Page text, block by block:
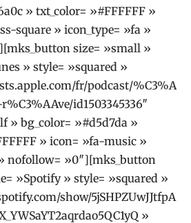
» txt_color= »#FFFFFF »
square » icon_type= »fa »
size= »small »
» style= »squared »
fr/podcast/%C3%A
id1503345336″
» bg_color= »#d5d7da »
» icon= »fa-music »
nofollow= »0″][mks_button
»Spotify » style= »squared »
show/5jSHPZUwJJtfpA
»